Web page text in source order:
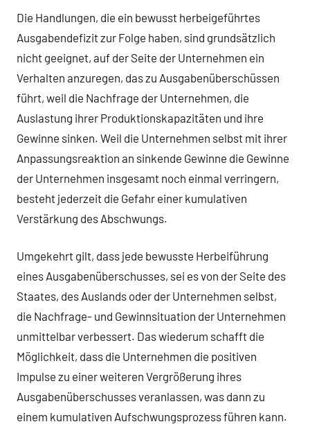
Die Handlungen, die ein bewusst herbeigeführtes
Ausgabendefizit zur Folge haben, sind grundsätzlich
nicht geeignet, auf der Seite der Unternehmen ein
Verhalten anzuregen, das zu Ausgabenüberschüssen
führt, weil die Nachfrage der Unternehmen, die
Auslastung ihrer Produktionskapazitäten und ihre
Gewinne sinken. Weil die Unternehmen selbst mit ihrer
Anpassungsreaktion an sinkende Gewinne die Gewinne
der Unternehmen insgesamt noch einmal verringern,
besteht jederzeit die Gefahr einer kumulativen
Verstärkung des Abschwungs.
Umgekehrt gilt, dass jede bewusste Herbeiführung
eines Ausgabenüberschusses, sei es von der Seite des
Staates, des Auslands oder der Unternehmen selbst,
die Nachfrage- und Gewinnsituation der Unternehmen
unmittelbar verbessert. Das wiederum schafft die
Möglichkeit, dass die Unternehmen die positiven
Impulse zu einer weiteren Vergrößerung ihres
Ausgabenüberschusses veranlassen, was dann zu
einem kumulativen Aufschwungsprozess führen kann.